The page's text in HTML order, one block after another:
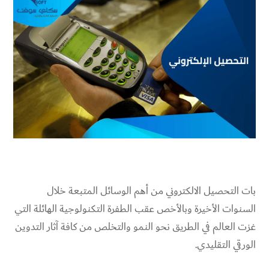
بات التحصيل الالكتروني من أهم الوسائل المتبعة خلال
السنوات الأخيرة وبالأخص عقب الطفرة التكنولوجية الهائلة التي
غزت العالم في الطريق نحو النمو والتخلص من كافة آثار التدوين
الورقي التقليدي.